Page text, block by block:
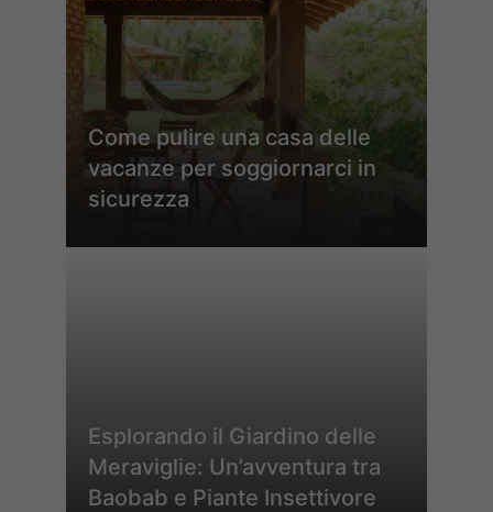
Come pulire una casa delle
vacanze per soggiornarci in
sicurezza
Esplorando il Giardino delle
Meraviglie: Un’avventura tra
Baobab e Piante Insettivore